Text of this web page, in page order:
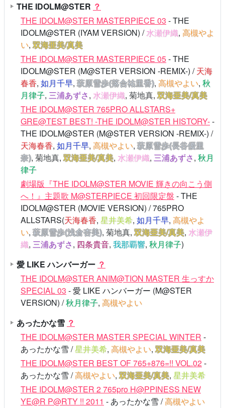
THE IDOLM@STER ？
THE IDOLM@STER MASTERPIECE 03 - THE
IDOLM@STER (IYAM VERSION) /水瀬伊織, 高槻やよ
い,双海亜美/真美
THE IDOLM@STER MASTERPIECE 05- THE
IDOLM@STER (M@STER VERSION -REMIX-) /天海
春香, 如月千早,萩原雪歩(落合祐里香), 高槻やよい, 秋
月律子, 三浦あずさ, 水瀬伊織, 菊地真,双海亜美/真美
THE IDOLM@STER 765PRO ALLSTARS+
GRE@TEST BEST! -THE IDOLM@STER HISTORY--
THE IDOLM@STER (M@STER VERSION -REMIX-) /
天海春香, 如月千早, 高槻やよい,萩原雪歩(長谷優里
奈), 菊地真,双海亜美/真美, 水瀬伊織, 三浦あずさ, 秋月
律子
劇場版『THE IDOLM@STER MOVIE 輝きの向こう側
へ！』主題歌 M@STERPIECE 初回限定盤 - THE
IDOLM@STER (MOVIE VERSION) / 765PRO
ALLSTARS(天海春香, 星井美希, 如月千早, 高槻やよ
い,萩原雪歩(浅倉杏美), 菊地真,双海亜美/真美, 水瀬伊
織, 三浦あずさ, 四条貴音, 我那覇響, 秋月律子)
愛 LIKE ハンバーガー ？
THE IDOLM@STER ANIM@TION MASTER 生っすか
SPECIAL 03 - 愛 LIKE ハンバーガー (M@STER
VERSION) /秋月律子, 高槻やよい
あったかな雪 ？
THE IDOLM@STER MASTER SPECIAL WINTER -
あったかな雪 /星井美希, 高槻やよい,双海亜美/真美
THE IDOLM@STER BEST OF 765+876=!! VOL.02-
あったかな雪 /高槻やよい,双海亜美/真美, 星井美希
THE IDOLM@STER 2 765pro H@PPINESS NEW
YE@R P@RTY !! 2011 - あったかな雪 /高槻やよい